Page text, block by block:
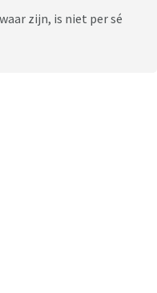
zijn, is niet per sé